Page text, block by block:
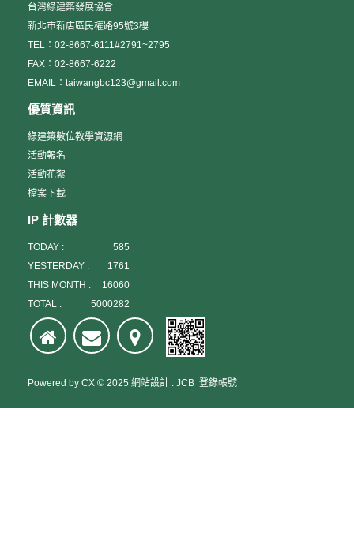
台灣綠建築發展協會
新北市新店區民權路95號3樓
TEL：02-8667-6111#2791~2795
FAX：02-8667-6222
EMAIL：taiwangbc123@gmail.com
優質資訊
綠建築數位教學資源網
活動報名
活動花絮
檔案下載
IP 計數器
TODAY :
585
YESTERDAY :
1761
THIS MONTH :
16060
TOTAL :
5000282
Powered by CX © 2025 網站設計 : JCB 登錄帳號